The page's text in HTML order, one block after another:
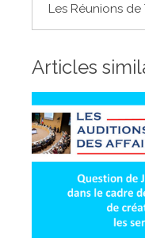
Articles